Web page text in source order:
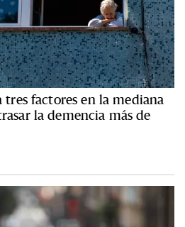
factores en la mediana
la demencia más de